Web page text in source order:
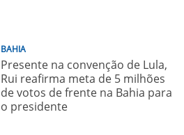
BAHIA
Presente na convenção de Lula,
Rui reafirma meta de 5 milhões
de votos de frente na Bahia para
o presidente